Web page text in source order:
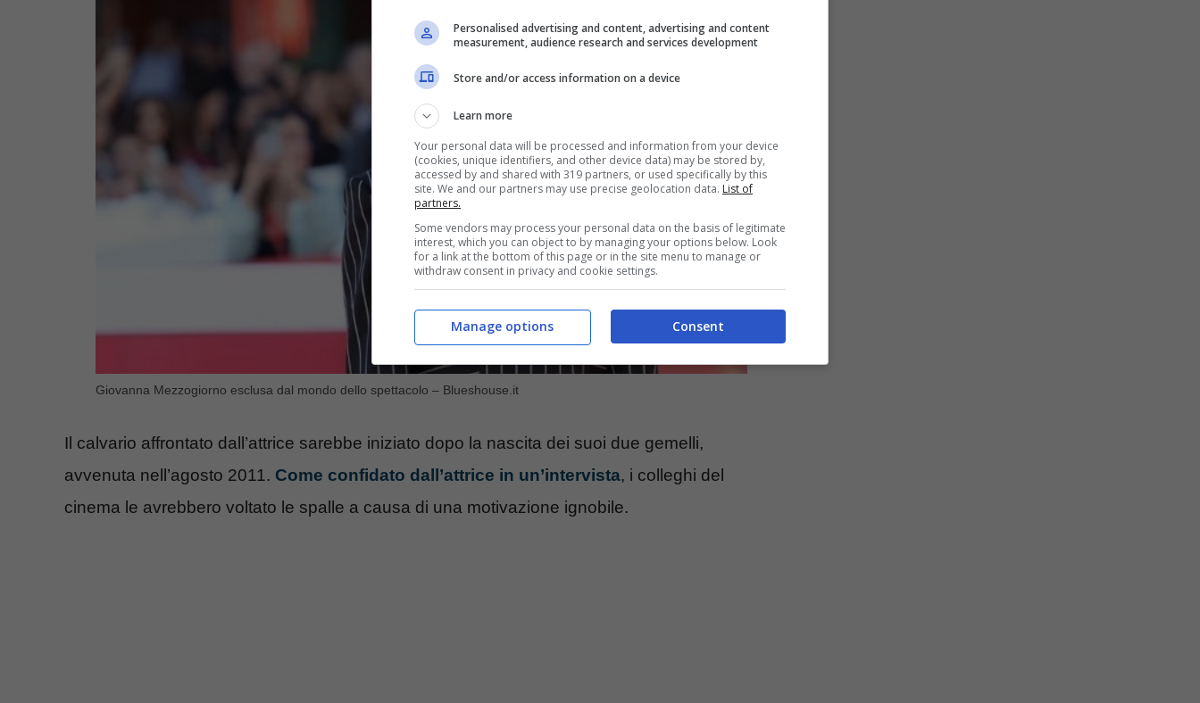
Giovanna Mezzogiorno esclusa dal mondo dello spettacolo – Blueshouse.it
Il calvario affrontato dall’attrice sarebbe iniziato dopo la nascita dei suoi due gemelli,
avvenuta nell’agosto 2011. Come confidato dall’attrice in un’intervista, i colleghi del
cinema le avrebbero voltato le spalle a causa di una motivazione ignobile.
Personalised advertising and content, advertising and content
measurement, audience research and services development
Store and/or access information on a device
Learn more
Your personal data will be processed and information from your device
(cookies, unique identifiers, and other device data) may be stored by,
accessed by and shared with 319 partners, or used specifically by this
site. We and our partners may use precise geolocation data. List of
partners.
Some vendors may process your personal data on the basis of legitimate
interest, which you can object to by managing your options below. Look
for a link at the bottom of this page or in the site menu to manage or
withdraw consent in privacy and cookie settings.
Consent
Manage options